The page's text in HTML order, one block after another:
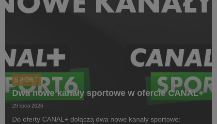
SPORT
Dwa nowe kanały sportowe w ofercie CANAL+
29 lipca 2026
Do oferty CANAL+ dołączą dwa nowe kanały sportowe: